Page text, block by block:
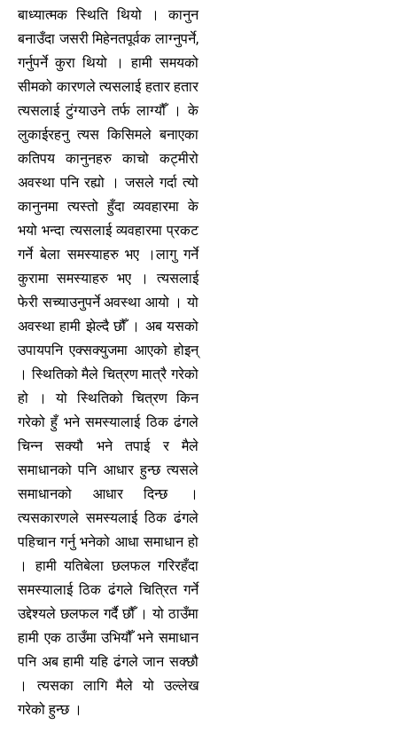
बाध्यात्मक स्थिति थियो । कानुन
बनाउँदा जसरी मिहेनतपूर्वक लाग्नुपर्ने,
गर्नुपर्ने कुरा थियो । हामी समयको
सीमको कारणले त्यसलाई हतार हतार
त्यसलाई टुंग्याउने तर्फ लाग्यौँ । के
लुकाईरहनु त्यस किसिमले बनाएका
कतिपय कानुनहरु काचो कट्मीरो
अवस्था पनि रह्यो । जसले गर्दा त्यो
कानुनमा त्यस्तो हुँदा व्यवहारमा के
भयो भन्दा त्यसलाई व्यवहारमा प्रकट
गर्ने बेला समस्याहरु भए ।लागु गर्ने
कुरामा समस्याहरु भए । त्यसलाई
फेरी सच्याउनुपर्ने अवस्था आयो । यो
अवस्था हामी झेल्दै छौँ । अब यसको
उपायपनि एक्सक्युजमा आएको होइन्
। स्थितिको मैले चित्रण मात्रै गरेको
हो । यो स्थितिको चित्रण किन
गरेको हुँ भने समस्यालाई ठिक ढंगले
चिन्न सक्यौ भने तपाई र मैले
समाधानको पनि आधार हुन्छ त्यसले
समाधानको आधार दिन्छ ।
त्यसकारणले समस्यलाई ठिक ढंगले
पहिचान गर्नु भनेको आधा समाधान हो
। हामी यतिबेला छलफल गरिरहँदा
समस्यालाई ठिक ढंगले चित्रित गर्ने
उद्देश्यले छलफल गर्दै छौँ । यो ठाउँमा
हामी एक ठाउँमा उभियौँ भने समाधान
पनि अब हामी यहि ढंगले जान सक्छौ
। त्यसका लागि मैले यो उल्लेख
गरेको हुन्छ ।